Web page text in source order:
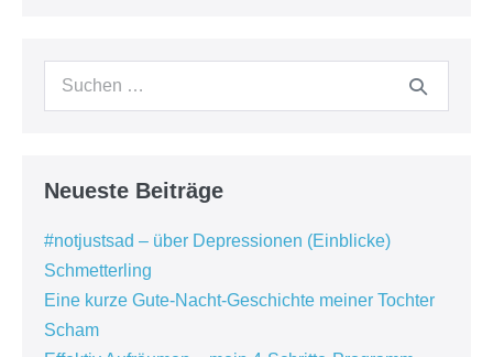
Suchen
Neueste Beiträge
#notjustsad – über Depressionen (Einblicke)
Schmetterling
Eine kurze Gute-Nacht-Geschichte meiner Tochter
Scham